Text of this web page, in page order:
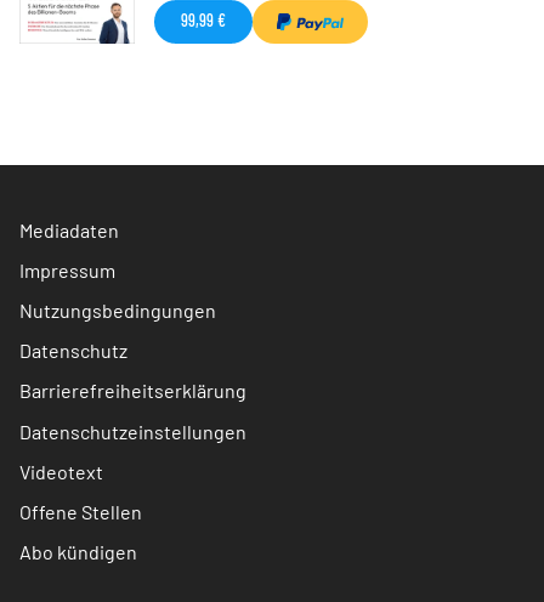
99,99 €
Mediadaten
Impressum
Nutzungsbedingungen
Datenschutz
Barrierefreiheitserklärung
Datenschutzeinstellungen
Videotext
Offene Stellen
Abo kündigen